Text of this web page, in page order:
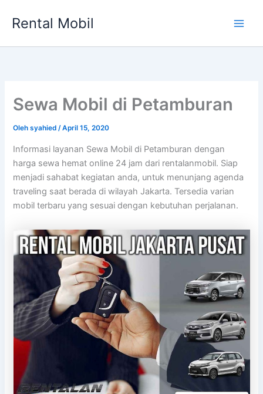
Rental Mobil
Sewa Mobil di Petamburan
Olehsyahied/April 15, 2020
Informasi layanan Sewa Mobil di Petamburan dengan
harga sewa hemat online 24 jam dari rentalanmobil. Siap
menjadi sahabat kegiatan anda, untuk menunjang agenda
traveling saat berada di wilayah Jakarta. Tersedia varian
mobil terbaru yang sesuai dengan kebutuhan perjalanan.